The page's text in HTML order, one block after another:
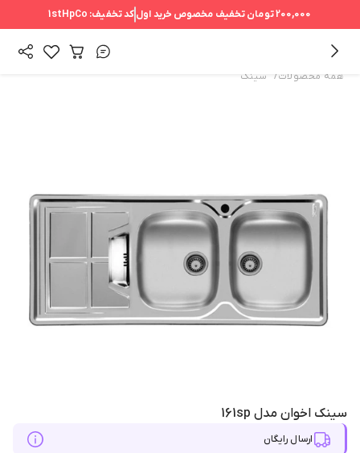
200,000 تومان تخفیف مخصوص خرید اولکد تخفیف: 1stHpCo
همه محصولات/ سینک
سینک اخوان مدل 161sp
ارسال رایگان